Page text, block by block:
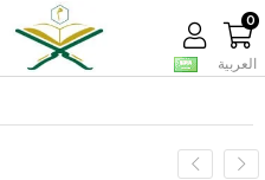
العربية
0